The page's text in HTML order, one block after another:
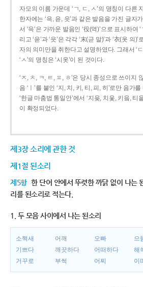
자모의 이름 가운데 ‘ㄱ, ㄷ, ㅅ’의 명칭이 다른
한자에는 ‘윽, 읃, 읏’과 같은 발음을 가진 글자
서 ‘윽’은 가까운 발음인 ‘役(역)’으로 표시하여 ‘
리고 ‘읃’과 ‘읏’은 각각 ‘末(귿 말)’과 ‘衣(옷 의
자의 의미만을 취한다고 설명하였다. 그래서 ‘ㄷ
‘ㅅ’의 명칭은 ‘시옷’이 된 것이다.
‘ㅈ, ㅊ, ㅋ, ㅌ, ㅍ, ㅎ’은 당시 종성으로 쓰이지
음 ‘ㅣ’를 붙인 ‘지, 치, 키, 티, 피, 히’로만 음가
‘한글 마춤법 통일안’에서 ‘지읒, 치읓, 키읔, 티
이 확정되었다.
제3장 소리에 관한 것
제1절 된소리
제5항 한 단어 안에서 뚜렷한 까닭 없이 나는
리를 된소리로 적는다.
1. 두 모음 사이에서 나는 된소리
소쩍새 어깨 오빠 으
기쁘다
깨끗하다 어떠하다 해
거꾸로
부썩 어찌 이